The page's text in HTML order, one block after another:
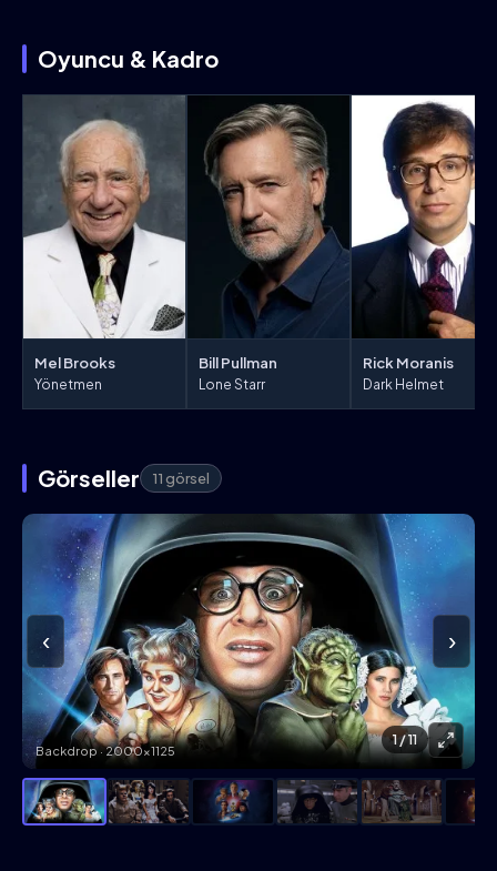
Oyuncu & Kadro
Mel Brooks
Yönetmen
Bill Pullman
Lone Starr
Rick Moranis
Dark Helmet
Görseller 11 görsel
‹
Backdrop · 2000×1125
›
1/ 11